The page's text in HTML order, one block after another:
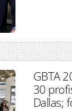
GBTA
30
Dallas;